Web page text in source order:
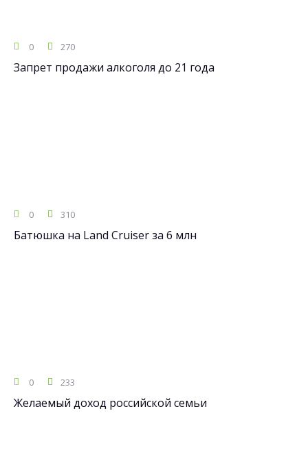
0 270
Запрет продажи алкоголя до 21 года
0 310
Батюшка на Land Cruiser за 6 млн
0 233
Желаемый доход российской семьи